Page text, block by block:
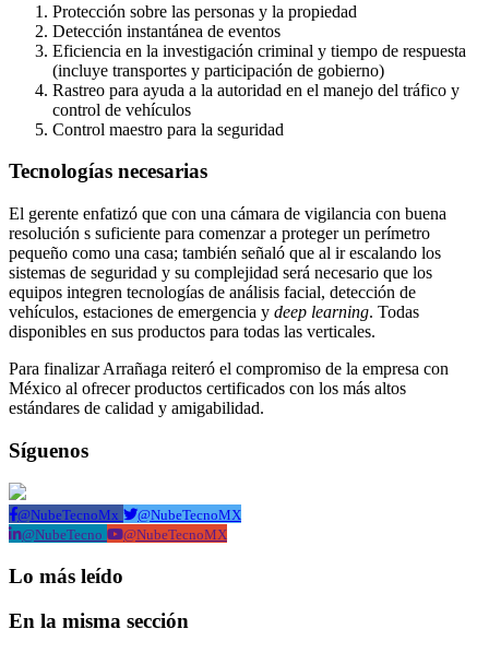
Protección sobre las personas y la propiedad
Detección instantánea de eventos
Eficiencia en la investigación criminal y tiempo de respuesta
(incluye transportes y participación de gobierno)
Rastreo para ayuda a la autoridad en el manejo del tráfico y
control de vehículos
Control maestro para la seguridad
Tecnologías necesarias
El gerente enfatizó que con una cámara de vigilancia con buena
resolución s suficiente para comenzar a proteger un perímetro
pequeño como una casa; también señaló que al ir escalando los
sistemas de seguridad y su complejidad será necesario que los
equipos integren tecnologías de análisis facial, detección de
vehículos, estaciones de emergencia y deep learning. Todas
disponibles en sus productos para todas las verticales.
Para finalizar Arrañaga reiteró el compromiso de la empresa con
México al ofrecer productos certificados con los más altos
estándares de calidad y amigabilidad.
Síguenos
@NubeTecnoMx
@NubeTecnoMX
@NubeTecno
@NubeTecnoMX
Lo más leído
En la misma sección